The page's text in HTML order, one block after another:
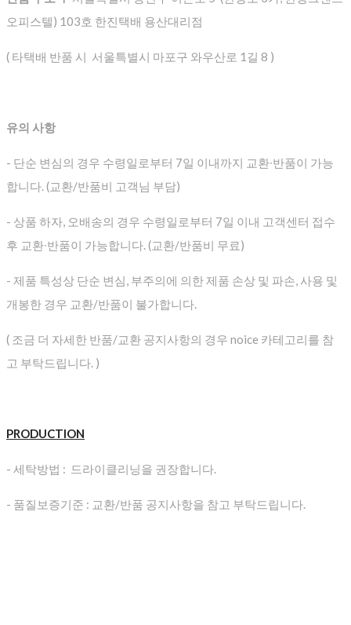
오피스텔) 103호 한진택배 용산대리점
( 타택배 반품 시 서울특별시 마포구 와우산로 1길 8 )
유의 사항
- 단순 변심의 경우 수령일로부터 7일 이내까지 교환∙반품이 가능
합니다. (교환/반품비 고객님 부담)
- 상품 하자, 오배송의 경우 수령일로부터 7일 이내 고객센터 접수
후 교환∙반품이 가능합니다. (교환/반품비 무료)
- 제품 특성상 단순 변심, 부주의에 의한 제품 손상 및 파손, 사용 및
개봉한 경우 교환/반품이 불가합니다.
( 조금 더 자세한 반품/교환 공지사항의 경우 noice 카테고리를 참
고 부탁드립니다. )
PRODUCTION
- 세탁방법 : 드라이클리닝을 권장합니다.
- 품질보증기준 : 교환/반품 공지사항을 참고 부탁드립니다.